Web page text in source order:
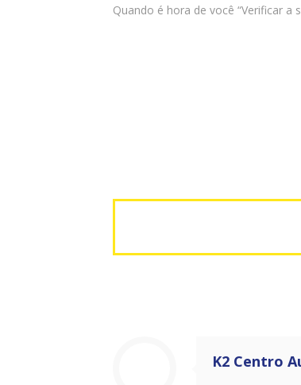
Quando é hora de você “Verificar
K2 Centro